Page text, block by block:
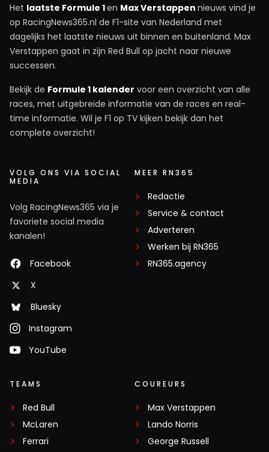
Het laatste Formule 1en Max Verstappen nieuws vind je
op RacingNews365.nl de F1-site van Nederland met
dagelijks het laatste nieuws uit binnen en buitenland. Max
Verstappen gaat in zijn Red Bull op jacht naar nieuwe
successen.
Bekijk de Formule 1 kalender voor een overzicht van alle
races, met uitgebreide informatie van de races en real-
time informatie. Wil je F1 op TV kijken bekijk dan het
complete overzicht!
VOLG ONS VIA SOCIAL
MEDIA
Volg RacingNews365 via je
favoriete social media
kanalen!
Facebook
X
Bluesky
Instagram
YouTube
MEER RN365
Redactie
Service & contact
Adverteren
Werken bij RN365
RN365.agency
TEAMS
Red Bull
McLaren
Ferrari
COUREURS
Max Verstappen
Lando Norris
George Russell